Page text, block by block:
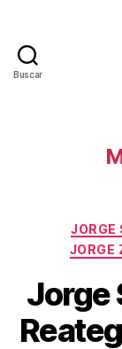
Buscar
JORGE
JORGE
Jorge